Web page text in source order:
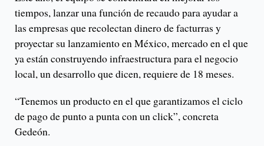
tiempos, lanzar una función de recaudo para ayudar a
las empresas que recolectan dinero de facturras y
proyectar su lanzamiento en México, mercado en el que
ya están construyendo infraestructura para el negocio
local, un desarrollo que dicen, requiere de 18 meses.
“Tenemos un producto en el que garantizamos el ciclo
de pago de punto a punta con un click”, concreta
Gedeón.